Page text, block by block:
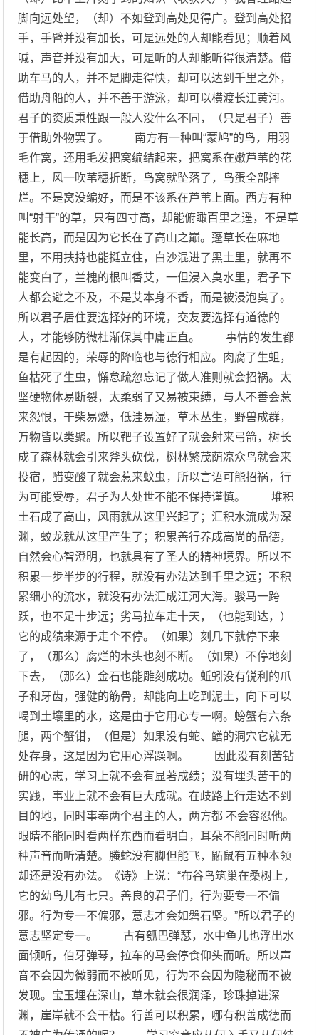
脚向远处望，（却）不如登到高处见得广。登到高处招
手，手臂并没有加长，可是远处的人却能看见；顺着风
喊，声音并没有加大，可是听的人却能听得很清楚。借
助车马的人，并不是脚走得快，却可以达到千里之外，
借助舟船的人，并不善于游泳，却可以横渡长江黄河。
君子的资质秉性跟一般人没什么不同，（只是君子）善
于借助外物罢了。 南方有一种叫“蒙鸠”的鸟，用羽
毛作窝，还用毛发把窝编结起来，把窝系在嫩芦苇的花
穗上，风一吹苇穗折断，鸟窝就坠落了，鸟蛋全部摔
烂。不是窝没编好，而是不该系在芦苇上面。西方有种
叫“射干”的草，只有四寸高，却能俯瞰百里之遥，不是草
能长高，而是因为它长在了高山之巅。蓬草长在麻地
里，不用扶持也能挺立住，白沙混进了黑土里，就再不
能变白了，兰槐的根叫香艾，一但浸入臭水里，君子下
人都会避之不及，不是艾本身不香，而是被浸泡臭了。
所以君子居住要选择好的环境，交友要选择有道德的
人，才能够防微杜渐保其中庸正直。 事情的发生都
是有起因的，荣辱的降临也与德行相应。肉腐了生蛆，
鱼枯死了生虫，懈怠疏忽忘记了做人准则就会招祸。太
坚硬物体易断裂，太柔弱了又易被束缚，与人不善会惹
来怨恨，干柴易燃，低洼易湿，草木丛生，野兽成群，
万物皆以类聚。所以靶子设置好了就会射来弓箭，树长
成了森林就会引来斧头砍伐，树林繁茂荫凉众鸟就会来
投宿，醋变酸了就会惹来蚊虫，所以言语可能招祸，行
为可能受辱，君子为人处世不能不保持谨慎。 堆积
土石成了高山，风雨就从这里兴起了；汇积水流成为深
渊，蛟龙就从这里产生了；积累善行养成高尚的品德，
自然会心智澄明，也就具有了圣人的精神境界。所以不
积累一步半步的行程，就没有办法达到千里之远；不积
累细小的流水，就没有办法汇成江河大海。骏马一跨
跃，也不足十步远；劣马拉车走十天，（也能到达，）
它的成绩来源于走个不停。（如果）刻几下就停下来
了，（那么）腐烂的木头也刻不断。（如果）不停地刻
下去，（那么）金石也能雕刻成功。蚯蚓没有锐利的爪
子和牙齿，强健的筋骨，却能向上吃到泥土，向下可以
喝到土壤里的水，这是由于它用心专一啊。螃蟹有六条
腿，两个蟹钳，（但是）如果没有蛇、鳝的洞穴它就无
处存身，这是因为它用心浮躁啊。 因此没有刻苦钻
研的心志，学习上就不会有显著成绩；没有埋头苦干的
实践，事业上就不会有巨大成就。在歧路上行走达不到
目的地，同时事奉两个君主的人，两方都 不会容忍他。
眼睛不能同时看两样东西而看明白，耳朵不能同时听两
种声音而听清楚。螣蛇没有脚但能飞，鼫鼠有五种本领
却还是没有办法。《诗》上说：“布谷鸟筑巢在桑树上，
它的幼鸟儿有七只。善良的君子们，行为要专一不偏
邪。行为专一不偏邪，意志才会如磐石坚。”所以君子的
意志坚定专一。 古有瓠巴弹瑟，水中鱼儿也浮出水
面倾听，伯牙弹琴，拉车的马会停食仰头而听。所以声
音不会因为微弱而不被听见，行为不会因为隐秘而不被
发现。宝玉埋在深山，草木就会很润泽，珍珠掉进深
渊，崖岸就不会干枯。行善可以积累，哪有积善成德而